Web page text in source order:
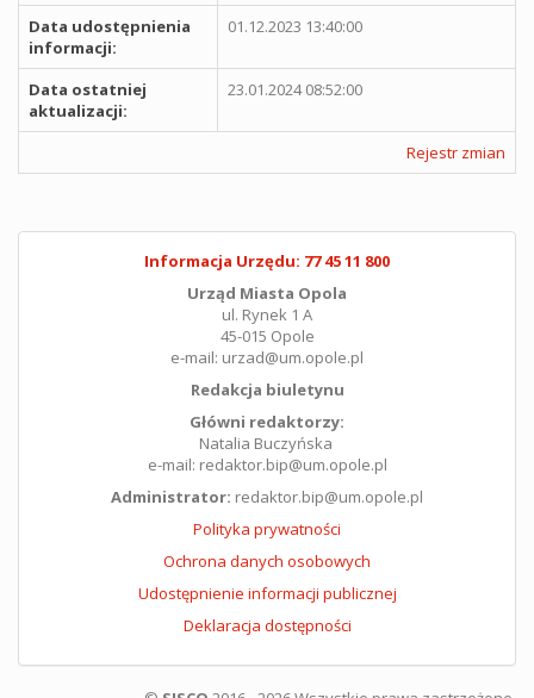
Data udostępnienia
informacji:
01.12.2023 13:40:00
Data ostatniej
aktualizacji:
23.01.2024 08:52:00
Rejestr zmian
Informacja Urzędu: 77 45 11 800
Urząd Miasta Opola
ul. Rynek 1 A
45-015 Opole
e-mail: urzad@um.opole.pl
Redakcja biuletynu
Główni redaktorzy:
Natalia Buczyńska
e-mail: redaktor.bip@um.opole.pl
Administrator: redaktor.bip@um.opole.pl
Polityka prywatności
Ochrona danych osobowych
Udostępnienie informacji publicznej
Deklaracja dostępności